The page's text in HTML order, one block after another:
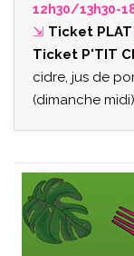
12h30/13h30-
⇲ Ticket PLAT
Ticket P'TIT
cidre, jus de
(dimanche